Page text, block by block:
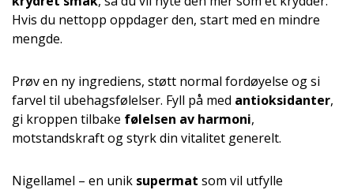
Hvis du nettopp oppdager den, start med en mindre
mengde.
Prøv en ny ingrediens, støtt normal fordøyelse og si
farvel til ubehagsfølelser. Fyll på med antioksidanter,
gi kroppen tilbake følelsen av harmoni,
motstandskraft og styrk din vitalitet generelt.
Nigellamel – en unik supermat som vil utfylle